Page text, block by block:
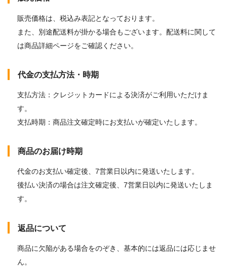
販売価格は、税込み表記となっております。
また、別途配送料が掛かる場合もございます。配送料に関して
は商品詳細ページをご確認ください。
代金の支払方法・時期
支払方法：クレジットカードによる決済がご利用いただけま
す。
支払時期：商品注文確定時にお支払いが確定いたします。
商品のお届け時期
代金のお支払い確定後、7営業日以内に発送いたします。
後払い決済の場合は注文確定後、7営業日以内に発送いたしま
す。
返品について
商品に欠陥がある場合をのぞき、基本的には返品には応じませ
ん。